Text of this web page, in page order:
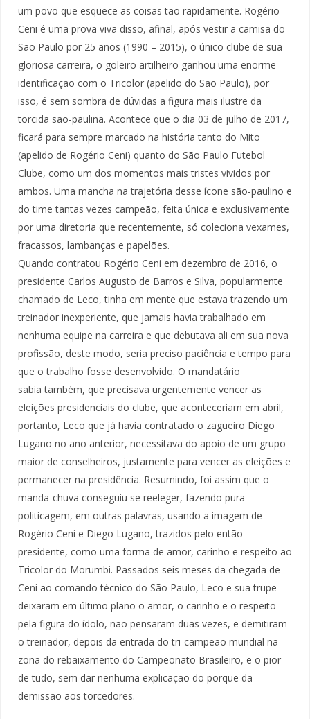
um povo que esquece as coisas tão rapidamente. Rogério
Ceni é uma prova viva disso, afinal, após vestir a camisa do
São Paulo por 25 anos (1990 – 2015), o único clube de sua
gloriosa carreira, o goleiro artilheiro ganhou uma enorme
identificação com o Tricolor (apelido do São Paulo), por
isso, é sem sombra de dúvidas a figura mais ilustre da
torcida são-paulina. Acontece que o dia 03 de julho de 2017,
ficará para sempre marcado na história tanto do Mito
(apelido de Rogério Ceni) quanto do São Paulo Futebol
Clube, como um dos momentos mais tristes vividos por
ambos. Uma mancha na trajetória desse ícone são-paulino e
do time tantas vezes campeão, feita única e exclusivamente
por uma diretoria que recentemente, só coleciona vexames,
fracassos, lambanças e papelões.
Quando contratou Rogério Ceni em dezembro de 2016, o
presidente Carlos Augusto de Barros e Silva, popularmente
chamado de Leco, tinha em mente que estava trazendo um
treinador inexperiente, que jamais havia trabalhado em
nenhuma equipe na carreira e que debutava ali em sua nova
profissão, deste modo, seria preciso paciência e tempo para
que o trabalho fosse desenvolvido. O mandatário
sabia também, que precisava urgentemente vencer as
eleições presidenciais do clube, que aconteceriam em abril,
portanto, Leco que já havia contratado o zagueiro Diego
Lugano no ano anterior, necessitava do apoio de um grupo
maior de conselheiros, justamente para vencer as eleições e
permanecer na presidência. Resumindo, foi assim que o
manda-chuva conseguiu se reeleger, fazendo pura
politicagem, em outras palavras, usando a imagem de
Rogério Ceni e Diego Lugano, trazidos pelo então
presidente, como uma forma de amor, carinho e respeito ao
Tricolor do Morumbi. Passados seis meses da chegada de
Ceni ao comando técnico do São Paulo, Leco e sua trupe
deixaram em último plano o amor, o carinho e o respeito
pela figura do ídolo, não pensaram duas vezes, e demitiram
o treinador, depois da entrada do tri-campeão mundial na
zona do rebaixamento do Campeonato Brasileiro, e o pior
de tudo, sem dar nenhuma explicação do porque da
demissão aos torcedores.